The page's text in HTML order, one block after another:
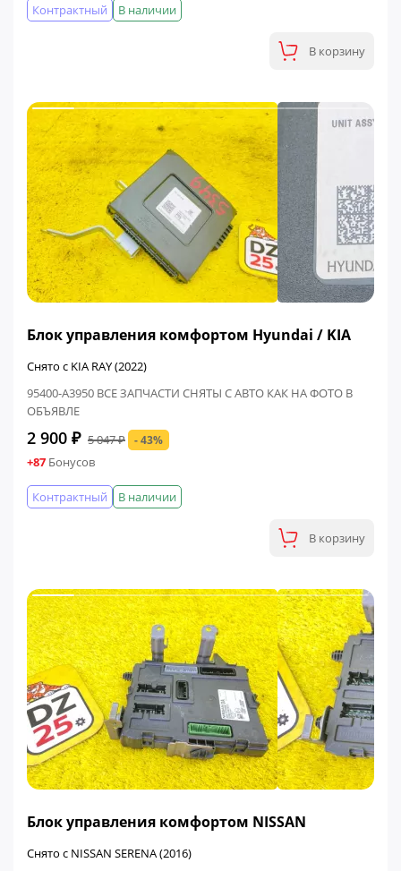
В наличии
Контрактный
В корзину
Блок управления комфортом Hyundai / KIA
Снято с KIA RAY (2022)
95400-A3950 ВСЕ ЗАПЧАСТИ СНЯТЫ С АВТО КАК НА ФОТО В
ОБЪЯВЛЕ
2 900 ₽ 5 047 ₽ - 43%
+87 Бонусов
В наличии
Контрактный
В корзину
Блок управления комфортом NISSAN
Снято с NISSAN SERENA (2016)